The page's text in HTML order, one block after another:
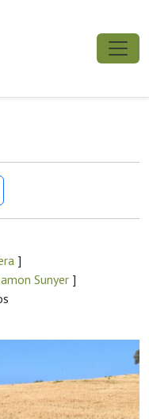
]
Sunyer ]